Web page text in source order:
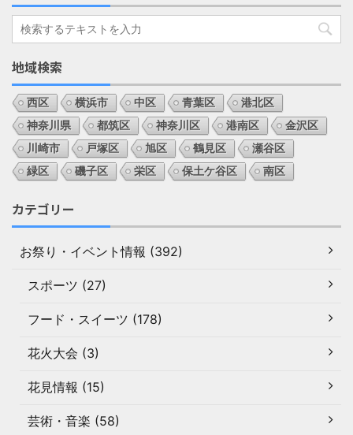
地域検索
西区 横浜市 中区 青葉区
港北区
神奈川県
都筑区 神奈川区 港南区
金沢区
川崎市
戸塚区 旭区 鶴見区
瀬谷区
緑区
磯子区 栄区 保土ケ谷区 南区
カテゴリー
お祭り・イベント情報 (392)
スポーツ (27)
フード・スイーツ (178)
花火大会 (3)
花見情報 (15)
芸術・音楽 (58)